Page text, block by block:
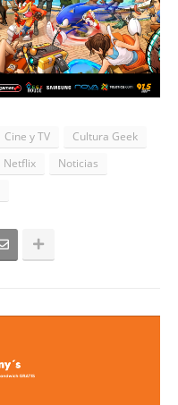
Cine y TV
Cultura Geek
Netflix
Noticias